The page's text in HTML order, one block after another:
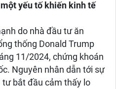
yếu tố khiến kinh tế
do nhà đầu tư ăn
thống Donald Trump
11/2024, chứng khoán
Nguyên nhân dẫn tới sự
tư bắt đầu cảm thấy lo